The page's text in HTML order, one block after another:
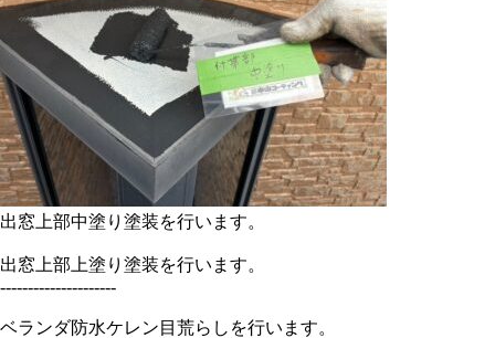
出窓上部中塗り塗装を行います。
出窓上部上塗り塗装を行います。
---------------------
ベランダ防水ケレン目荒らしを行います。